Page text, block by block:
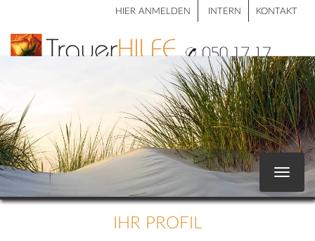
HIER ANMELDEN INTERN KONTAKT
Toggle
IHR PROFIL